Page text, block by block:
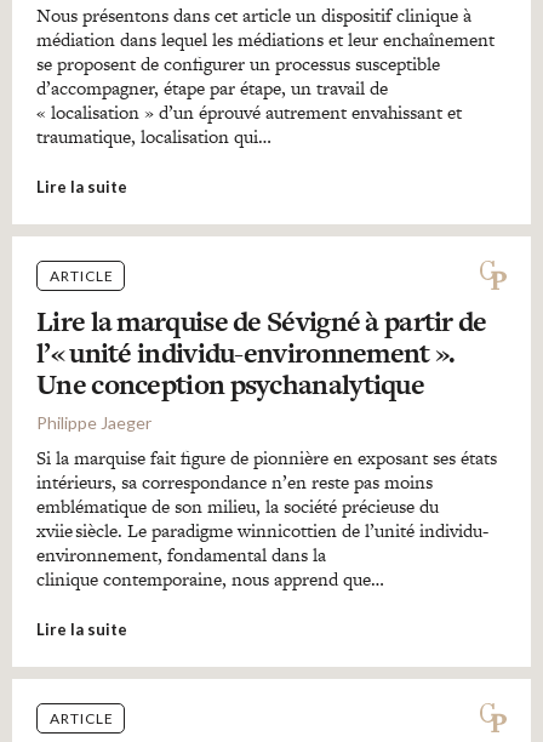
Nous présentons dans cet article un dispositif clinique à
médiation dans lequel les médiations et leur enchaînement
se proposent de configurer un processus susceptible
d’accompagner, étape par étape, un travail de
« localisation » d’un éprouvé autrement envahissant et
traumatique, localisation qui…
Lire la suite
ARTICLE
Lire la marquise de Sévigné à partir de
l’« unité individu-environnement ».
Une conception psychanalytique
Philippe Jaeger
Si la marquise fait figure de pionnière en exposant ses états
intérieurs, sa correspondance n’en reste pas moins
emblématique de son milieu, la société précieuse du
xviie siècle. Le paradigme winnicottien de l’unité individu-
environnement, fondamental dans la
clinique contemporaine, nous apprend que…
Lire la suite
ARTICLE